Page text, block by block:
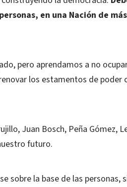
en una Nación de
pero aprendamos a no
los estamentos de poder
Juan Bosch, Peña Gómez,
futuro.
sobre la base de las personas,